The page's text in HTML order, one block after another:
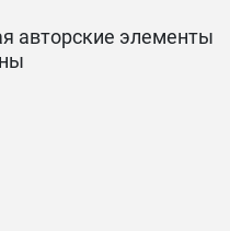
авторские элементы